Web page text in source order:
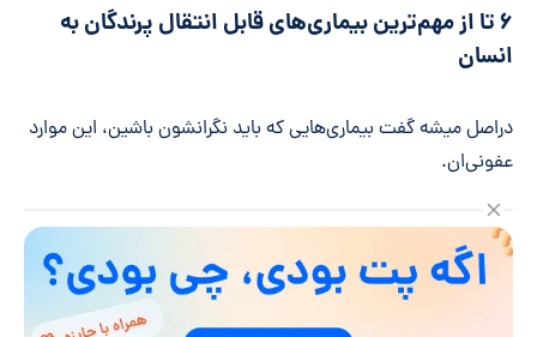
۶ تا از مهم‌ترین بیماری‌های قابل انتقال پرندگان به
انسان
دراصل میشه گفت بیماری‌هایی که باید نگرانشون باشین، این موارد
عفونی‌ان.